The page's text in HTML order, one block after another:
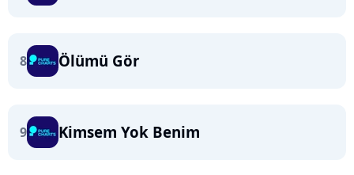
8 Ölümü Gör
9 Kimsem Yok Benim